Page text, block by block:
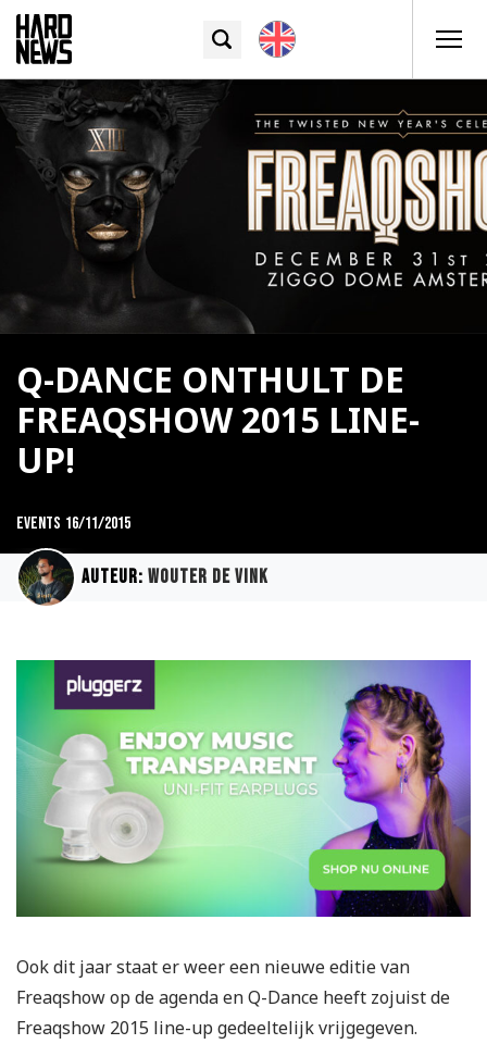
Q-DANCE ONTHULT DE
FREAQSHOW 2015 LINE-
UP!
Events 16/11/2015
Auteur: Wouter de Vink
Ook dit jaar staat er weer een nieuwe editie van
Freaqshow op de agenda en Q-Dance heeft zojuist de
Freaqshow 2015 line-up gedeeltelijk vrijgegeven.